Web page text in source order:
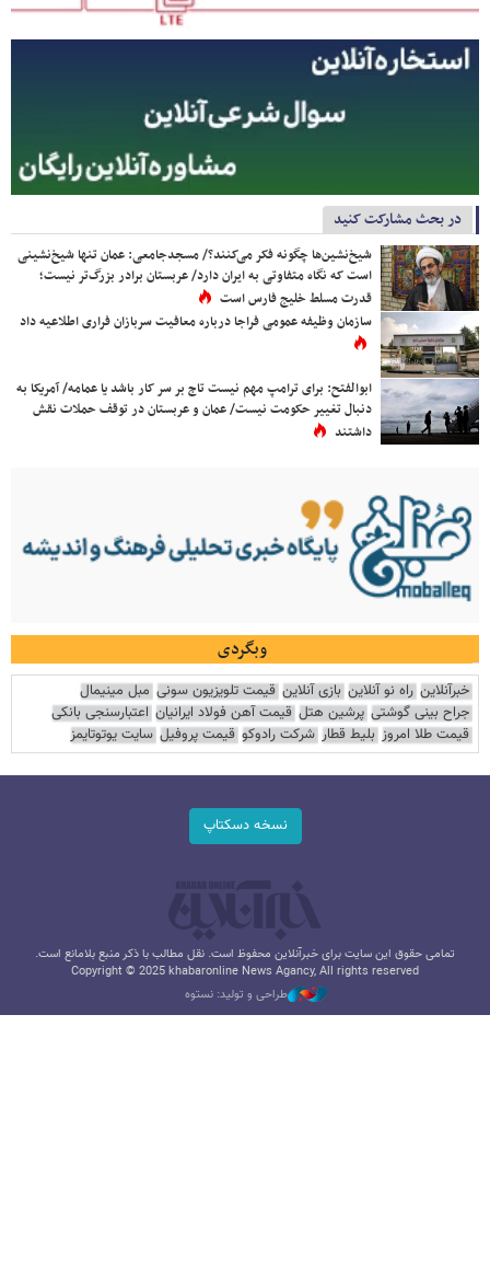
در بحث مشارکت کنید
شیخ‌نشین‌ها چگونه فکر می‌کنند؟/ مسجدجامعی: عمان تنها شیخ‌نشینی
است که نگاه متفاوتی به ایران دارد/ عربستان برادر بزرگ‌تر نیست؛
قدرت مسلط خلیج فارس است
سازمان وظیفه عمومی فراجا درباره معافیت سربازان فراری اطلاعیه داد
ابوالفتح: برای ترامپ مهم نیست تاج بر سر کار باشد یا عمامه/ آمریکا به
دنبال تغییر حکومت نیست/ عمان و عربستان در توقف حملات نقش
داشتند
وبگردی
خبرآنلاین راه نو آنلاین بازی آنلاین قیمت تلویزیون سونی مبل مینیمال
جراح بینی گوشتی پرشین هتل قیمت آهن فولاد ایرانیان اعتبارسنجی بانکی
قیمت طلا امروز بلیط قطار شرکت رادوکو قیمت پروفیل سایت یوتوتایمز
نسخه دسکتاپ
تمامی حقوق این سایت برای خبرآنلاین محفوظ است. نقل مطالب با ذکر منبع بلامانع است.
Copyright © 2025 khabaronline News Agancy, All rights reserved
طراحی و تولید: نستوه